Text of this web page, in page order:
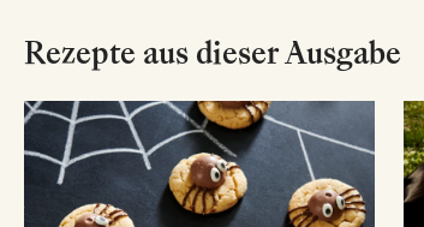
Rezepte aus dieser Ausgabe